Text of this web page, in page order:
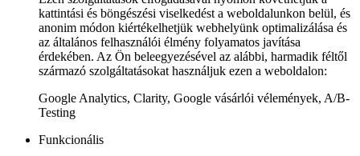
kattintási és böngészési viselkedést a weboldalunkon belül, és
anonim módon kiértékelhetjük webhelyünk optimalizálása és
az általános felhasználói élmény folyamatos javítása
érdekében. Az Ön beleegyezésével az alábbi, harmadik féltől
származó szolgáltatásokat használjuk ezen a weboldalon:
Google Analytics, Clarity, Google vásárlói vélemények, A/B-
Testing
Funkcionális